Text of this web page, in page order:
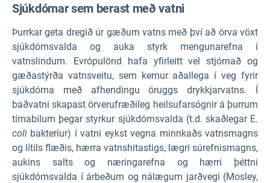
Sjúkdómar sem berast með vatni
Þurrkar geta dregið úr gæðum vatns með því að örva vöxt
sjúkdómsvalda og auka styrk mengunarefna í
vatnslindum. Evrópulönd hafa yfirleitt vel stjórnað og
gæðastýrða vatnsveitu, sem kemur aðallega í veg fyrir
sjúkdóma með afhendingu öruggs drykkjarvatns. Í
baðvatni skapast örverufræðileg heilsufarsógnir á þurrum
tímabilum þegar styrkur sjúkdómsvalda (t.d. skaðlegar E.
coli bakteríur) í vatni eykst vegna minnkaðs vatnsmagns
og lítils flæðis, hærra vatnshitastigs, lægri súrefnismagns,
aukins salts og næringarefna og hærri þéttni
sjúkdómsvalda í árbeðum og nálægum jarðvegi (Mosley,